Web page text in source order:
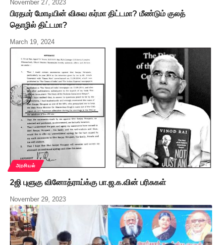
November 27, 2023
பிரதமர் மோடியின் விசுவ கர்மா திட்டமா? மீண்டும் குலத்
தொழில் திட்டமா?
March 19, 2024
அரசியல்
2ஜி புளுகு வினோத்ராய்க்கு பா.ஜ.க.வின் பரிசுகள்
November 29, 2023